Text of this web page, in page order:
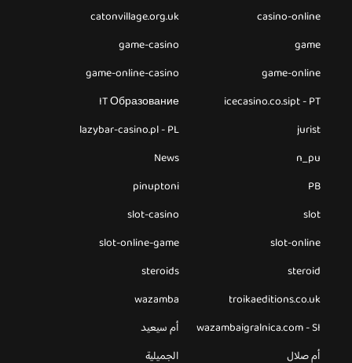
casino-online
catonvillage.org.uk
game
game-casino
game-online
game-online-casino
icecasino.co.sipt - PT
IT Образование
jurist
lazybar-casino.pl - PL
n_pu
News
PB
pinuptoni
slot
slot-casino
slot-online
slot-online-game
steroid
steroids
troikaeditions.co.uk
wazamba
wazambaigralnica.com - SI
أم سيعيد
أم صلال
الجميلية